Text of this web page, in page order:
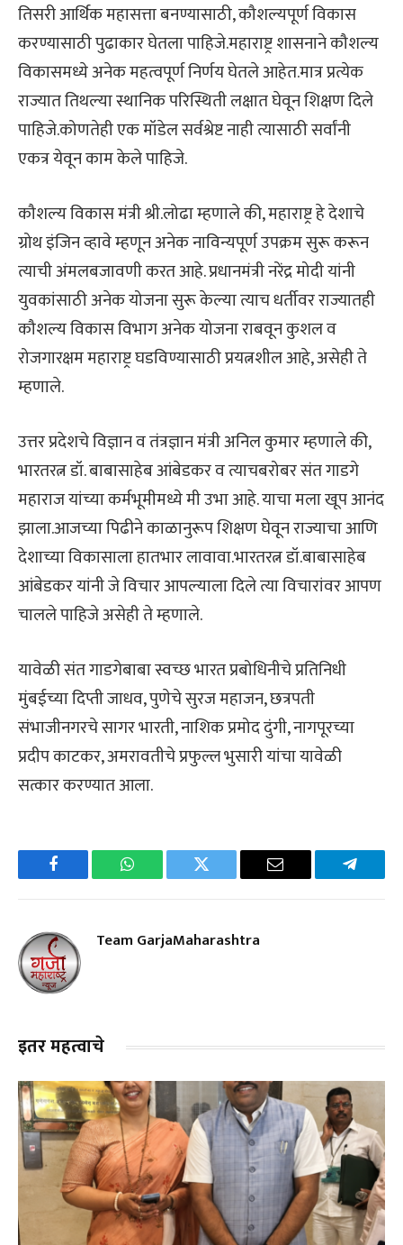
तिसरी आर्थिक महासत्ता बनण्यासाठी, कौशल्यपूर्ण विकास
करण्यासाठी पुढाकार घेतला पाहिजे.महाराष्ट्र शासनाने कौशल्य
विकासमध्ये अनेक महत्वपूर्ण निर्णय घेतले आहेत.मात्र प्रत्येक
राज्यात तिथल्या स्थानिक परिस्थिती लक्षात घेवून शिक्षण दिले
पाहिजे.कोणतेही एक मॉडेल सर्वश्रेष्ट नाही त्यासाठी सर्वांनी
एकत्र येवून काम केले पाहिजे.
कौशल्य विकास मंत्री श्री.लोढा म्हणाले की, महाराष्ट्र हे देशाचे
ग्रोथ इंजिन व्हावे म्हणून अनेक नाविन्यपूर्ण उपक्रम सुरू करून
त्याची अंमलबजावणी करत आहे. प्रधानमंत्री नरेंद्र मोदी यांनी
युवकांसाठी अनेक योजना सुरू केल्या त्याच धर्तीवर राज्यातही
कौशल्य विकास विभाग अनेक योजना राबवून कुशल व
रोजगारक्षम महाराष्ट्र घडविण्यासाठी प्रयत्नशील आहे, असेही ते
म्हणाले.
उत्तर प्रदेशचे विज्ञान व तंत्रज्ञान मंत्री अनिल कुमार म्हणाले की,
भारतरत्न डॉ. बाबासाहेब आंबेडकर व त्याचबरोबर संत गाडगे
महाराज यांच्या कर्मभूमीमध्ये मी उभा आहे. याचा मला खूप आनंद
झाला.आजच्या पिढीने काळानुरूप शिक्षण घेवून राज्याचा आणि
देशाच्या विकासाला हातभार लावावा.भारतरत्न डॉ.बाबासाहेब
आंबेडकर यांनी जे विचार आपल्याला दिले त्या विचारांवर आपण
चालले पाहिजे असेही ते म्हणाले.
यावेळी संत गाडगेबाबा स्वच्छ भारत प्रबोधिनीचे प्रतिनिधी
मुंबईच्या दिप्ती जाधव, पुणेचे सुरज महाजन, छत्रपती
संभाजीनगरचे सागर भारती, नाशिक प्रमोद दुंगी, नागपूरच्या
प्रदीप काटकर, अमरावतीचे प्रफुल्ल भुसारी यांचा यावेळी
सत्कार करण्यात आला.
Facebook WhatsApp Twitter Email
Team GarjaMaharashtra
इतर महत्वाचे